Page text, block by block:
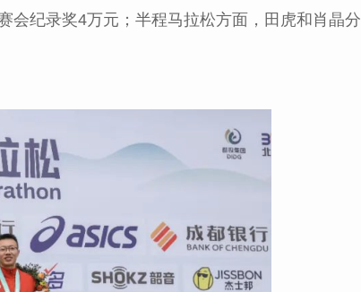
会纪录奖4万元；半程马拉松方面，田虎和肖晶分